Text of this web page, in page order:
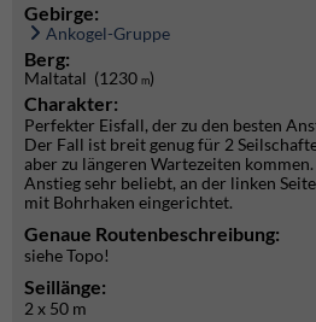
Gebirge:
Ankogel-Gruppe
Berg:
Maltatal (1230 m)
Charakter:
Perfekter Eisfall, der zu den besten
Der Fall ist breit genug für 2
aber zu längeren Wartezeiten
Anstieg sehr beliebt, an der linken
mit Bohrhaken eingerichtet.
Genaue Routenbeschreibung:
siehe Topo!
Seillänge:
2 x 50 m